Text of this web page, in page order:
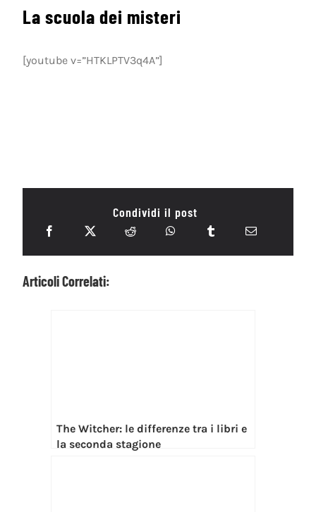
La scuola dei misteri
[youtube v=”HTKLPTV3q4A”]
Condividi il post
Articoli Correlati:
The Witcher: le differenze tra i libri e
la seconda stagione